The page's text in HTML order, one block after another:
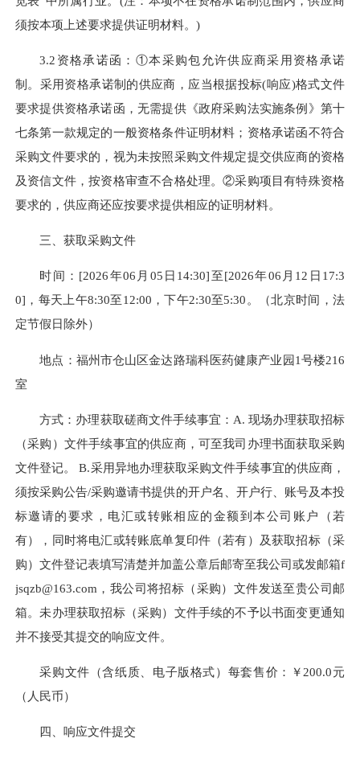
须按本项上述要求提供证明材料。)
3.2资格承诺函：①本采购包允许供应商采用资格承诺
制。采用资格承诺制的供应商，应当根据投标(响应)格式文件
要求提供资格承诺函，无需提供《政府采购法实施条例》第十
七条第一款规定的一般资格条件证明材料；资格承诺函不符合
采购文件要求的，视为未按照采购文件规定提交供应商的资格
及资信文件，按资格审查不合格处理。②采购项目有特殊资格
要求的，供应商还应按要求提供相应的证明材料。
三、获取采购文件
时间：[2026年06月05日14:30]至[2026年06月12日17:3
0]，每天上午8:30至12:00，下午2:30至5:30。（北京时间，法
定节假日除外）
地点：福州市仓山区金达路瑞科医药健康产业园1号楼216
室
方式：办理获取磋商文件手续事宜：A. 现场办理获取招标
（采购）文件手续事宜的供应商，可至我司办理书面获取采购
文件登记。 B.采用异地办理获取采购文件手续事宜的供应商，
须按采购公告/采购邀请书提供的开户名、开户行、账号及本投
标邀请的要求，电汇或转账相应的金额到本公司账户（若
有），同时将电汇或转账底单复印件（若有）及获取招标（采
购）文件登记表填写清楚并加盖公章后邮寄至我公司或发邮箱f
jsqzb@163.com，我公司将招标（采购）文件发送至贵公司邮
箱。未办理获取招标（采购）文件手续的不予以书面变更通知
并不接受其提交的响应文件。
采购文件（含纸质、电子版格式）每套售价：￥200.0元
（人民币）
四、响应文件提交